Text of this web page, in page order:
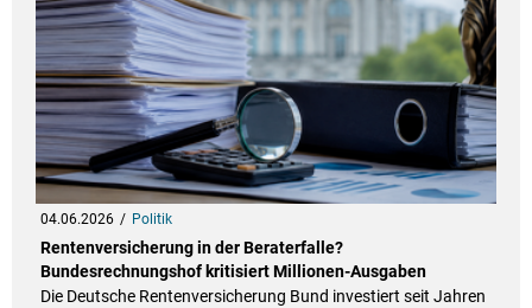
04.06.2026 Politik
Rentenversicherung in der Beraterfalle?
Bundesrechnungshof kritisiert Millionen-Ausgaben
Die Deutsche Rentenversicherung Bund investiert seit Jahren